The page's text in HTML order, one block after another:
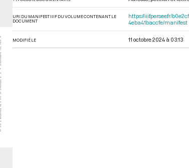
URI DU MANIFEST IIIF DU VOLUME CONTENANT LE
DOCUMENT
https://iiif.persee.fr/
4eba41baccfe/manifest
MODIFIÉ LE 11 octobre 2024 à 03:13